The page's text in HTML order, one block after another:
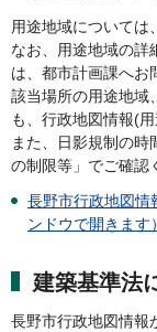
用途地域については
なお、用途地域の詳
は、都市計画課へお
該当場所の用途地域
も、行政地図情報(
また、日影規制の
の制限等」でご確認
長野市行政地図情
ンドウで開きます）
建築基準法
長野市行政地図情報